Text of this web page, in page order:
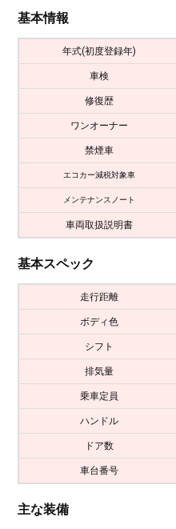
基本情報
年式(初度登録年)
車検
修復歴
ワンオーナー
禁煙車
エコカー減税対象車
メンテナンスノート
車両取扱説明書
基本スペック
走行距離
ボディ色
シフト
排気量
乗車定員
ハンドル
ドア数
車台番号
主な装備